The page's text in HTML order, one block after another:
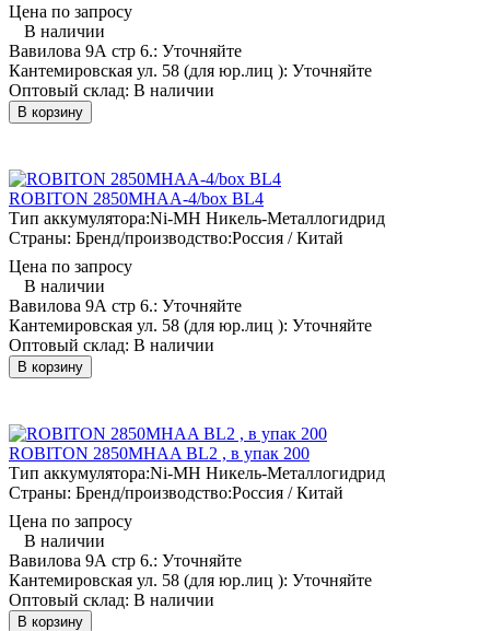
Цена по запросу
В наличии
Вавилова 9А стр 6.: Уточняйте
Кантемировская ул. 58 (для юр.лиц ): Уточняйте
Оптовый склад: В наличии
В корзину
ROBITON 2850MHAA-4/box BL4
Тип аккумулятора:Ni-MH Никель-Металлогидрид
Страны: Бренд/производство:Россия / Китай
Цена по запросу
В наличии
Вавилова 9А стр 6.: Уточняйте
Кантемировская ул. 58 (для юр.лиц ): Уточняйте
Оптовый склад: В наличии
В корзину
ROBITON 2850MHAA BL2 , в упак 200
Тип аккумулятора:Ni-MH Никель-Металлогидрид
Страны: Бренд/производство:Россия / Китай
Цена по запросу
В наличии
Вавилова 9А стр 6.: Уточняйте
Кантемировская ул. 58 (для юр.лиц ): Уточняйте
Оптовый склад: В наличии
В корзину